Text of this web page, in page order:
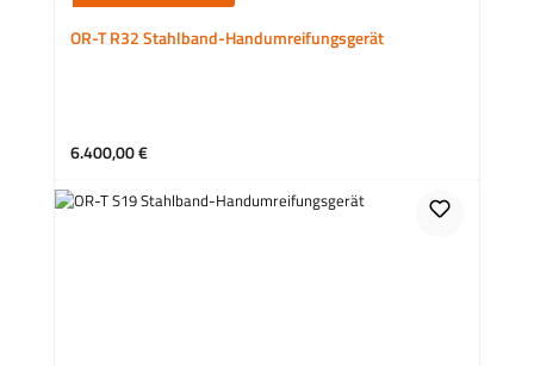
OR-T R32 Stahlband-Handumreifungsgerät
Regulärer Preis:
6.400,00 €